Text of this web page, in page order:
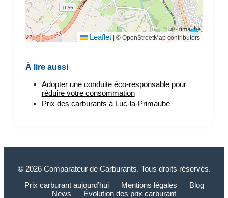
Leaflet | © OpenStreetMap contributors
À lire aussi
Adopter une conduite éco-responsable pour
réduire votre consommation
Prix des carburants à Luc-la-Primaube
© 2026 Comparateur de Carburants. Tous droits réservés.
Prix carburant aujourd’hui
Mentions légales
Blog
News
Évolution des prix carburant